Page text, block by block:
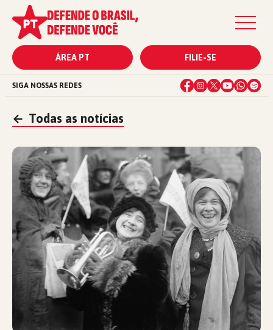
ÁREA PT FILIE-SE
SIGA NOSSAS REDES
← Todas as notícias